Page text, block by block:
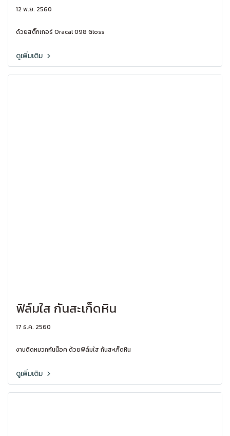
12 พ.ย. 2560
ด้วยสติ๊กเกอร์ Oracal 098 Gloss
ดูเพิ่มเติม
ฟิล์มใส กันสะเก็ดหิน
17 ธ.ค. 2560
งานติดหมวกกันน็อค ด้วยฟิล์มใส กันสะเก็ดหิน
ดูเพิ่มเติม